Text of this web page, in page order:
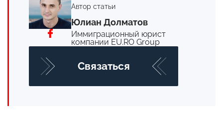
Автор статьи
Юлиан Долматов
Иммиграционный юрист
компании EU.RO Group
Cвязаться